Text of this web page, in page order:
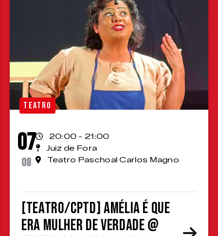
TEATRO
07
08
20:00 - 21:00
Juiz de Fora
Teatro Paschoal Carlos Magno
[TEATRO/CPTD] Amélia é que
era mulher de verdade @